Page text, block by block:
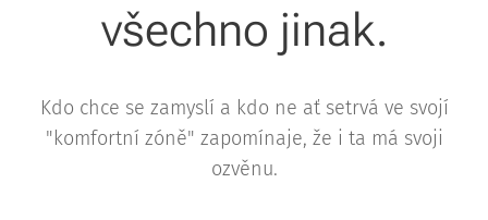
všechno jinak.
Kdo chce se zamyslí a kdo ne ať setrvá ve svojí
"komfortní zóně" zapomínaje, že i ta má svoji
ozvěnu.